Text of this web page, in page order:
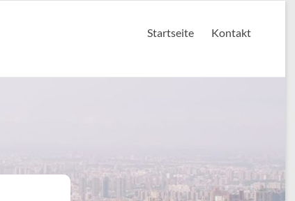
Startseite Kontakt